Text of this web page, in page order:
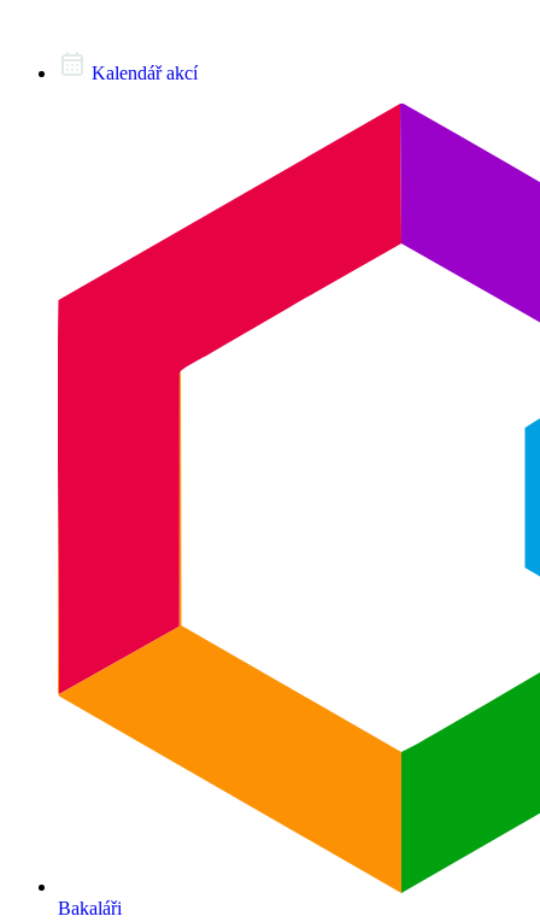
Kalendář akcí
Bakaláři